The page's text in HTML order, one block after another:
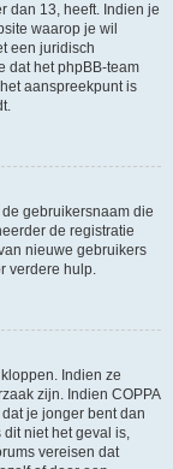
dan 13, heeft. Indien je
waarop je wil
een juridisch
dat het phpBB-team
aanspreekpunt is
gebruikersnaam die
de registratie
nieuwe gebruikers
verdere hulp.
Indien ze
zijn. Indien COPPA
je jonger bent dan
niet het geval is,
vereisen dat